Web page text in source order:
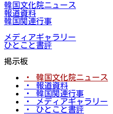
韓国文化院ニュース
報道資料
韓国関連行事
メディアギャラリー
ひとこと書評
掲示板
・ 韓国文化院ニュース
・ 報道資料
・ 韓国関連行事
・ メディアギャラリー
・ ひとこと書評